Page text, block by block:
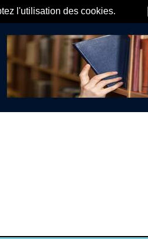
l'utilisation des cookies.